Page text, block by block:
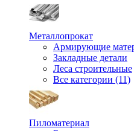
Металлопрокат
Армирующие
Закладные детали
Леса строительные
Все категории (11)
Пиломатериал